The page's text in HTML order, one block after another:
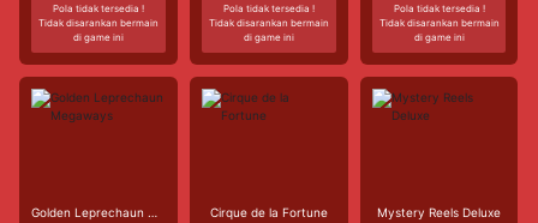
Pola tidak tersedia !
Tidak disarankan bermain
di game ini
Pola tidak tersedia !
Tidak disarankan bermain
di game ini
Pola tidak tersedia !
Tidak disarankan bermain
di game ini
Golden Leprechaun Megaways Cirque de la Fortune Mystery Reels Deluxe